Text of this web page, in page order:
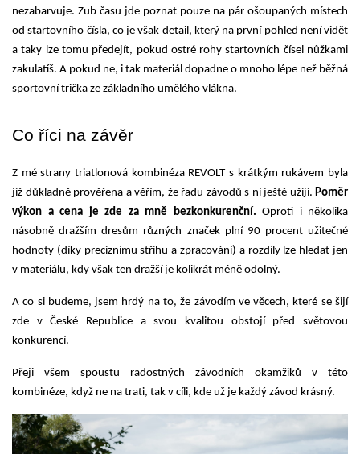
nezabarvuje. Zub času jde poznat pouze na pár ošoupaných místech
od startovního čísla, co je však detail, který na první pohled není vidět
a taky lze tomu předejít, pokud ostré rohy startovních čísel nůžkami
zakulatíš. A pokud ne, i tak materiál dopadne o mnoho lépe než běžná
sportovní trička ze základního umělého vlákna.
Co říci na závěr
Z mé strany triatlonová kombinéza REVOLT s krátkým rukávem byla
již důkladně prověřena a věřím, že řadu závodů s ní ještě užiji. Poměr
výkon a cena je zde za mně bezkonkurenční. Oproti i několika
násobně dražším dresům různých značek plní 90 procent užitečné
hodnoty (díky preciznímu střihu a zpracování) a rozdíly lze hledat jen
v materiálu, kdy však ten dražší je kolikrát méně odolný.
A co si budeme, jsem hrdý na to, že závodím ve věcech, které se šijí
zde v České Republice a svou kvalitou obstojí před světovou
konkurencí.
Přeji všem spoustu radostných závodních okamžiků v této
kombinéze, když ne na trati, tak v cíli, kde už je každý závod krásný.